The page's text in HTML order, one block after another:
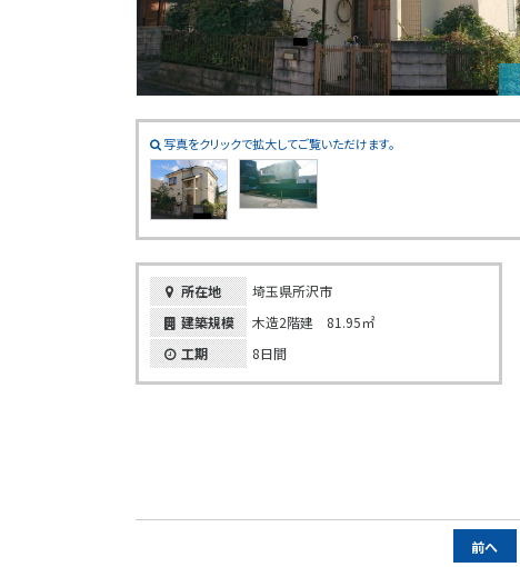
写真をクリックで拡大してご覧いただけます。
所在地
埼玉県所沢市
建築規模
木造2階建 81.95㎡
工期
8日間
前へ